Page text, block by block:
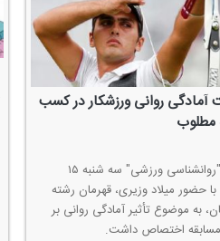
آمادگی روانی ورزشكار در كسب
مطلوب
برنامه "روانشناسی ورزشی" سه شنبه ۱۵
با حضور میلاد وزیری، قهرمان رشته
به موضوع تأثیر آمادگی روانی بر
مسابقه اختصاص داشت.